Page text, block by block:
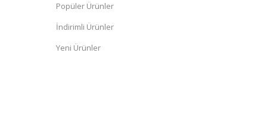
Popüler Ürünler
İndirimli Ürünler
Yeni Ürünler